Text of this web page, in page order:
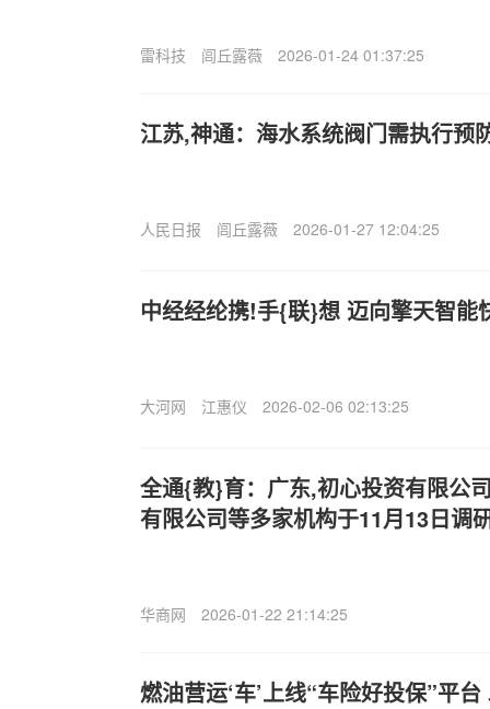
雷科技 闾丘露薇 2026-01-24 01:37:25
江苏,神通：海水系统阀门需执行预
人民日报 闾丘露薇 2026-01-27 12:04:25
中经经纶携!手{联}想 迈向擎天智能
大河网 江惠仪 2026-02-06 02:13:25
全通{教}育：广东,初心投资有限公
有限公司等多家机构于11月13日调
华商网 2026-01-22 21:14:25
燃油营运‘车’上线“车险好投保”平